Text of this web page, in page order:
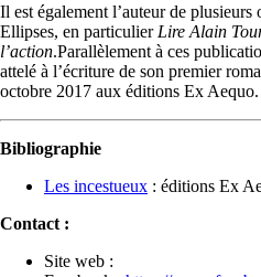
Il est également l’auteur de
Ellipses, en particulier Lire Alain
l’action.Parallèlement à ces
attelé à l’écriture de son premier
octobre 2017 aux éditions Ex Aequo.
Bibliographie
Les incestueux : éditions Ex
Contact :
Site web :